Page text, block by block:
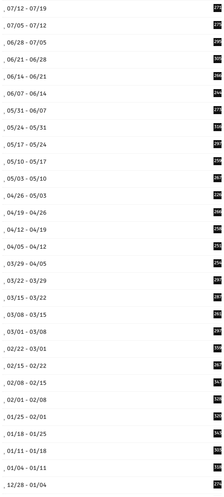
07/12 - 07/19 271
07/05 - 07/12 275
06/28 - 07/05 295
06/21 - 06/28 305
06/14 - 06/21 266
06/07 - 06/14 244
05/31 - 06/07 273
05/24 - 05/31 316
05/17 - 05/24 297
05/10 - 05/17 259
05/03 - 05/10 267
04/26 - 05/03 226
04/19 - 04/26 266
04/12 - 04/19 258
04/05 - 04/12 251
03/29 - 04/05 254
03/22 - 03/29 297
03/15 - 03/22 287
03/08 - 03/15 261
03/01 - 03/08 297
02/22 - 03/01 359
02/15 - 02/22 267
02/08 - 02/15 347
02/01 - 02/08 328
01/25 - 02/01 320
01/18 - 01/25 343
01/11 - 01/18 303
01/04 - 01/11 318
12/28 - 01/04 274